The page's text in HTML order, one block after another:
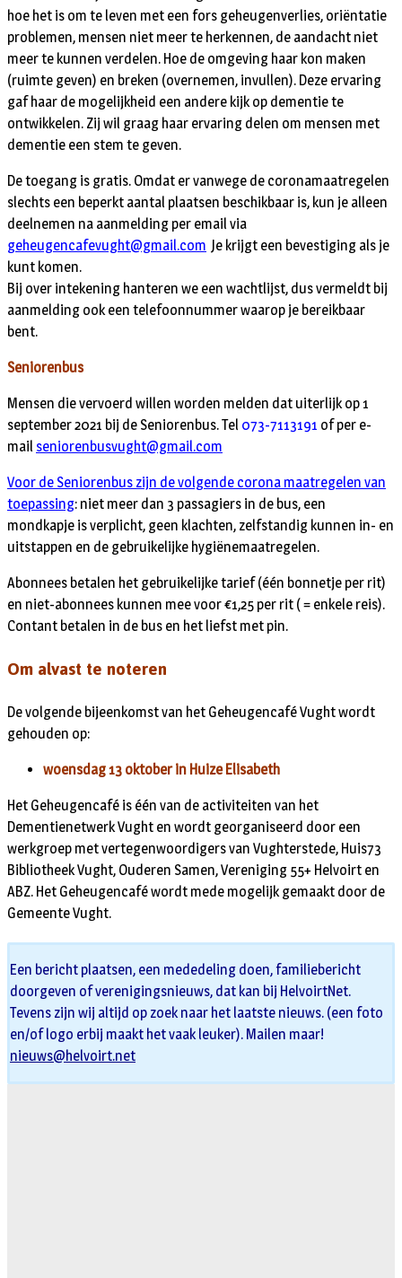
hoe het is om te leven met een fors geheugenverlies, oriëntatie
problemen, mensen niet meer te herkennen, de aandacht niet
meer te kunnen verdelen. Hoe de omgeving haar kon maken
(ruimte geven) en breken (overnemen, invullen). Deze ervaring
gaf haar de mogelijkheid een andere kijk op dementie te
ontwikkelen. Zij wil graag haar ervaring delen om mensen met
dementie een stem te geven.
De toegang is gratis. Omdat er vanwege de coronamaatregelen
slechts een beperkt aantal plaatsen beschikbaar is, kun je alleen
deelnemen na aanmelding per email via
geheugencafevught@gmail.com Je krijgt een bevestiging als je
kunt komen.
Bij over intekening hanteren we een wachtlijst, dus vermeldt bij
aanmelding ook een telefoonnummer waarop je bereikbaar
bent.
Seniorenbus
Mensen die vervoerd willen worden melden dat uiterlijk op 1
september 2021 bij de Seniorenbus. Tel 073-7113191 of per e-
mail seniorenbusvught@gmail.com
Voor de Seniorenbus zijn de volgende corona maatregelen van
toepassing: niet meer dan 3 passagiers in de bus, een
mondkapje is verplicht, geen klachten, zelfstandig kunnen in- en
uitstappen en de gebruikelijke hygiënemaatregelen.
Abonnees betalen het gebruikelijke tarief (één bonnetje per rit)
en niet-abonnees kunnen mee voor €1,25 per rit ( = enkele reis).
Contant betalen in de bus en het liefst met pin.
Om alvast te noteren
De volgende bijeenkomst van het Geheugencafé Vught wordt
gehouden op:
woensdag 13 oktober in Huize Elisabeth
Het Geheugencafé is één van de activiteiten van het
Dementienetwerk Vught en wordt georganiseerd door een
werkgroep met vertegenwoordigers van Vughterstede, Huis73
Bibliotheek Vught, Ouderen Samen, Vereniging 55+ Helvoirt en
ABZ. Het Geheugencafé wordt mede mogelijk gemaakt door de
Gemeente Vught.
Een bericht plaatsen, een mededeling doen, familiebericht
doorgeven of verenigingsnieuws, dat kan bij HelvoirtNet.
Tevens zijn wij altijd op zoek naar het laatste nieuws. (een foto
en/of logo erbij maakt het vaak leuker). Mailen maar!
nieuws@helvoirt.net